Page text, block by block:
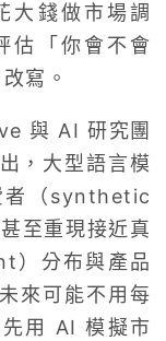
大錢做市場調
估「你會不會
寫。
與 AI 研究團
，大型語言模
者（synthetic
至重現接近真
）分布與產品
來可能不用每
用 AI 模擬市